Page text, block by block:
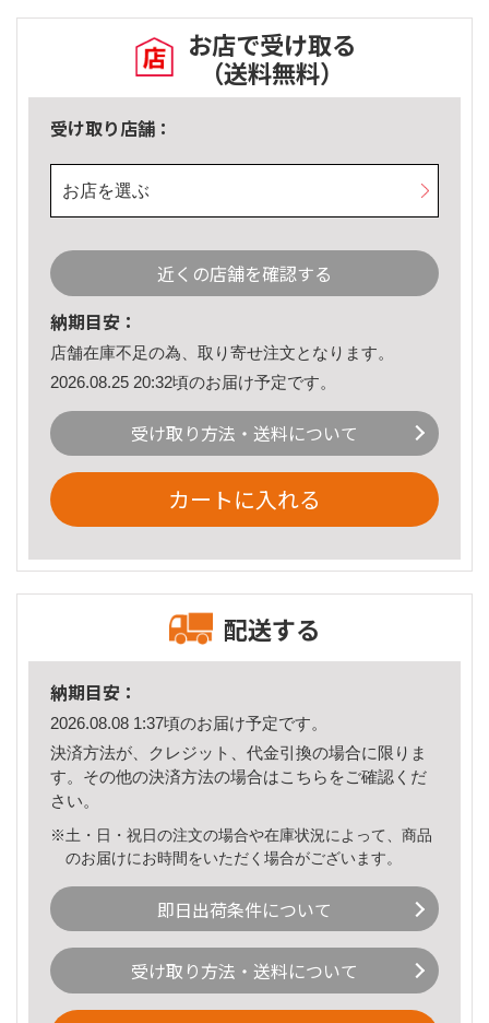
お店で受け取る
（送料無料）
受け取り店舗：
お店を選ぶ
近くの店舗を確認する
納期目安：
店舗在庫不足の為、取り寄せ注文となります。
2026.08.25 20:32頃のお届け予定です。
受け取り方法・送料について
カートに入れる
配送する
納期目安：
2026.08.08 1:37頃のお届け予定です。
決済方法が、クレジット、代金引換の場合に限りま
す。その他の決済方法の場合はこちら をご確認くだ
さい。
※土・日・祝日の注文の場合や在庫状況によって、商品
のお届けにお時間をいただく場合がございます。
即日出荷条件について
受け取り方法・送料について